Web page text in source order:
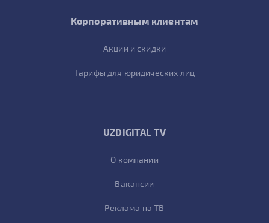
Корпоративным клиентам
Акции и скидки
Тарифы для юридических лиц
UZDIGITAL TV
О компании
Вакансии
Реклама на ТВ